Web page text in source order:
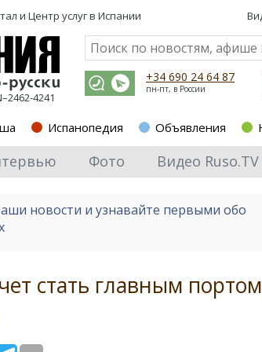
и Центр услуг в Испании
4241
+34 690 24 64 87
пн-пт, в России
Испанопедия Объявления
Фото Видео Ruso.TV
новости и узнавайте первыми обо
стать главным